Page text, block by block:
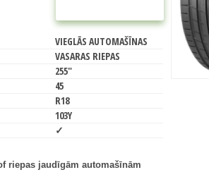
VIEGLĀS AUTOMAŠĪNAS
VASARAS RIEPAS
255"
45
R18
103Y
✓
riepas jaudīgām automašīnām